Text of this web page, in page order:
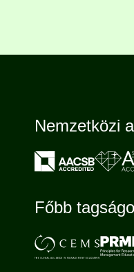
Nemzetközi
Főbb